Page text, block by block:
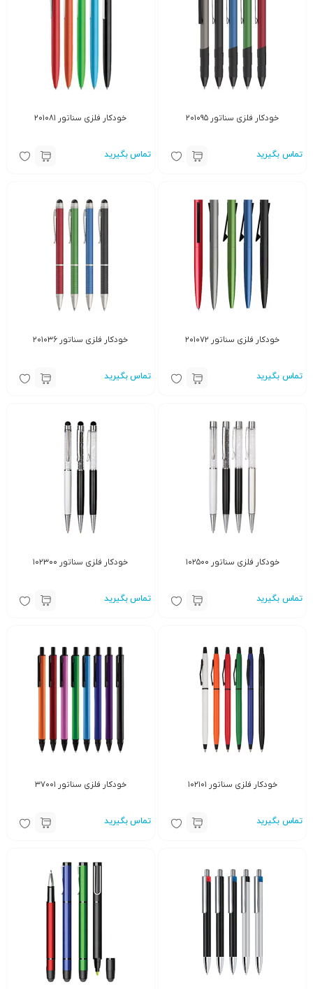
خودکار فلزی سناتور ۲۰۱۰۹۵
تماس بگیرید
خودکار فلزی سناتور ۲۰۱۰۸۱
تماس بگیرید
خودکار فلزی سناتور ۲۰۱۰۷۲
تماس بگیرید
خودکار فلزی سناتور ۲۰۱۰۳۶
تماس بگیرید
خودکار فلزی سناتور ۱۰۲۵۰۰
تماس بگیرید
خودکار فلزی سناتور ۱۰۲۳۰۰
تماس بگیرید
خودکار فلزی سناتور ۱۰۲۱۰۱
تماس بگیرید
خودکار فلزی سناتور ۳۷۰۰۱
تماس بگیرید